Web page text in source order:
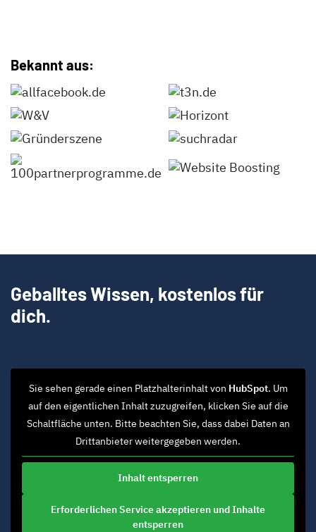
Bekannt aus:
Geballtes Wissen, kostenlos für
dich.
Sie sehen gerade einen Platzhalterinhalt von HubSpot. Um
auf den eigentlichen Inhalt zuzugreifen, klicken Sie auf die
Schaltfläche unten. Bitte beachten Sie, dass dabei Daten an
Drittanbieter weitergegeben werden.
Inhalt entsperren
Erforderlichen Service akzeptieren und Inhalte
entsperren